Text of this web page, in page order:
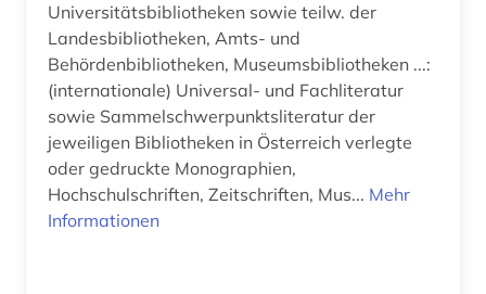
kroatien (2)
kultur (6)
kulturdenkmal (1)
kulturerbe (1)
kulturwissenschaften (10)
Universitätsbibliotheken sowie teilw. der
Landesbibliotheken, Amts- und
Behördenbibliotheken, Museumsbibliotheken ...:
(internationale) Universal- und Fachliteratur
sowie Sammelschwerpunktsliteratur der
jeweiligen Bibliotheken in Österreich verlegte
oder gedruckte Monographien,
Hochschulschriften, Zeitschriften, Mus... Mehr
Informationen